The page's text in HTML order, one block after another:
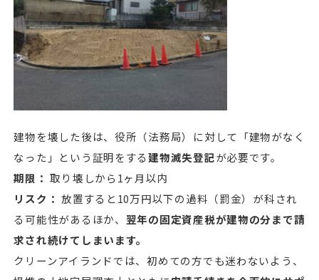
建物を壊した後は、役所（法務局）に対して「建物がなく
なった」という証明をする建物滅失登記が必要です。
期限： 取り壊しから1ヶ月以内
リスク： 放置すると10万円以下の過料（罰金）が科され
る可能性があるほか、 翌年の固定資産税が建物の分まで請
求され続けてしまいます。
クリーンアイランドでは、初めての方でも迷わないよう、